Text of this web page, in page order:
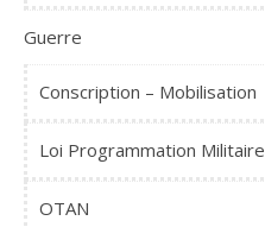
Guerre
Conscription – Mobilisation
Loi Programmation Militaire
OTAN